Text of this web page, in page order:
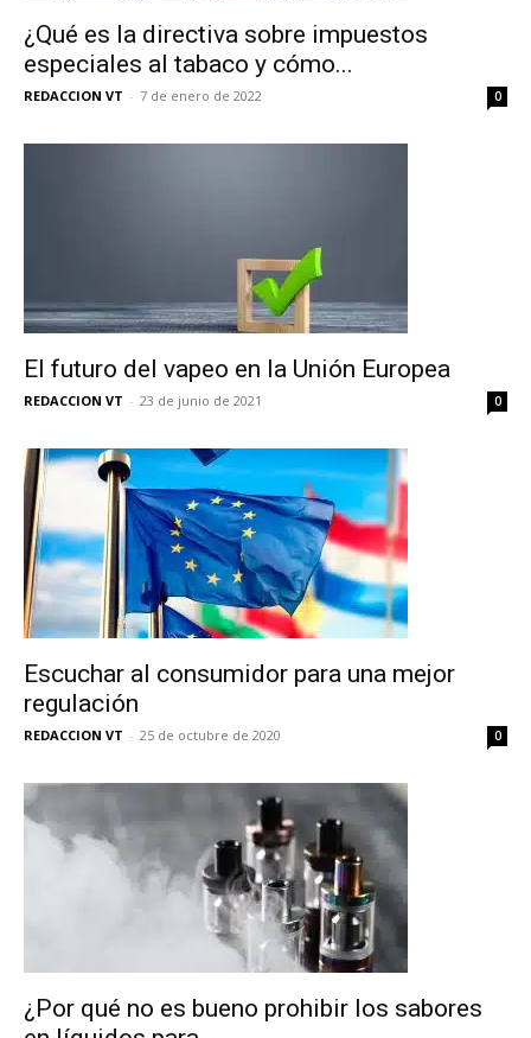
¿Qué es la directiva sobre impuestos
especiales al tabaco y cómo...
REDACCION VT - 7 de enero de 2022 0
El futuro del vapeo en la Unión Europea
REDACCION VT - 23 de junio de 2021 0
Escuchar al consumidor para una mejor
regulación
REDACCION VT - 25 de octubre de 2020 0
¿Por qué no es bueno prohibir los sabores